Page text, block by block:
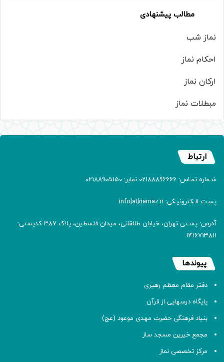
مطالب پیشنهادی
نماز شب
احکام نماز
ارکان نماز
مبطلات نماز
ارتباط
شـماره تمـاس: 02188896666 نمابر: 02188905150
پسـت الـکترونیـکی: info[at]namaz.ir
آدرس: پسـتی تهران، خیابان طالقانی، میدان فلسطین، پلاک 387 کدپستی:
۱۴۱۶۷۱۳۸۱۱
پیوندها
دفتر مقام معظم رهبری
پایگاه درسهایی از قرآن
بنیاد فرهنگی حضرت مهدی موعود (عج)
مجمع خیرین مسجد ساز
مرکز تخصصی نماز